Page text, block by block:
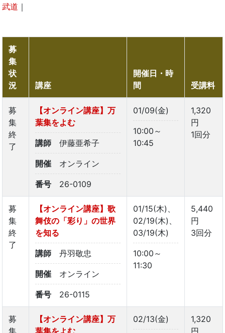
武道 ｜
募
集
状
況
講座
開催日・時
間
受講料
募
集
終
了
【オンライン講座】万
葉集をよむ
講師 伊藤亜希子
開催 オンライン
番号 26-0109
01/09(金)
10:00～
10:45
1,320
円
1回分
募
集
終
了
【オンライン講座】歌
舞伎の「彩り」の世界
を知る
講師 丹羽敬忠
開催 オンライン
番号 26-0115
01/15(木)、
02/19(木)、
03/19(木)
10:00～
11:30
5,440
円
3回分
募
集
【オンライン講座】万
葉集をよむ
02/13(金)
1,320
円